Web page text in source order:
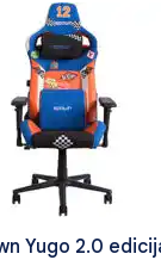
Yugo 2.0